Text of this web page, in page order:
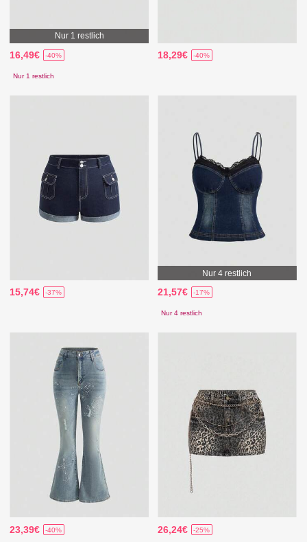
Nur 1 restlich
16,49€ -40%
Nur 1 restlich
18,29€ -40%
15,74€ -37%
Nur 4 restlich
21,57€ -17%
Nur 4 restlich
23,39€ -40% 26,24€ -25%